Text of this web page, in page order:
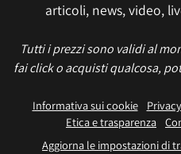
articoli, news, video,
Tutti i prezzi sono validi al
fai click o acquisti qualcosa,
Informativa sui cookie
Etica e trasparenza
Aggiorna le impostazioni di